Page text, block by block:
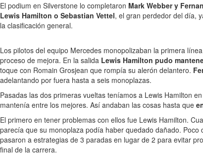
El podium en Silverstone lo completaron Mark Webber y
Lewis Hamilton o Sebastian Vettel, el gran perdedor del día,
la clasificación general.
Los pilotos del equipo Mercedes monopolizaban la primera
proceso de mejora. En la salida Lewis Hamilton pudo
toque con Romain Grosjean que rompía su alerón delantero.
adelantando por fuera hasta a seis monoplazas.
Pasadas las dos primeras vueltas teníamos a Lewis Hamilton
mantenía entre los mejores. Así andaban las cosas hasta que
El primero en tener problemas con ellos fue Lewis Hamilton.
parecía que su monoplaza podía haber quedado dañado. Poco
pasaron a estrategias de 3 paradas en lugar de 2 para evitar
final de la carrera.